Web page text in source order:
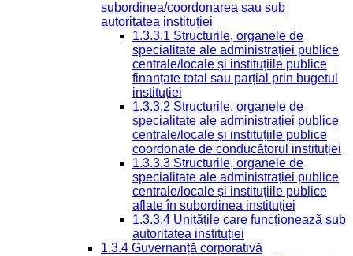
subordinea/coordonarea sau sub
autoritatea instituției
1.3.3.1 Structurile, organele de
specialitate ale administrației publice
centrale/locale și instituțiile publice
finanțate total sau parțial prin bugetul
instituției
1.3.3.2 Structurile, organele de
specialitate ale administrației publice
centrale/locale și instituțiile publice
coordonate de conducătorul instituției
1.3.3.3 Structurile, organele de
specialitate ale administrației publice
centrale/locale și instituțiile publice
aflate în subordinea instituției
1.3.3.4 Unitățile care funcționează sub
autoritatea instituției
1.3.4 Guvernanță corporativă